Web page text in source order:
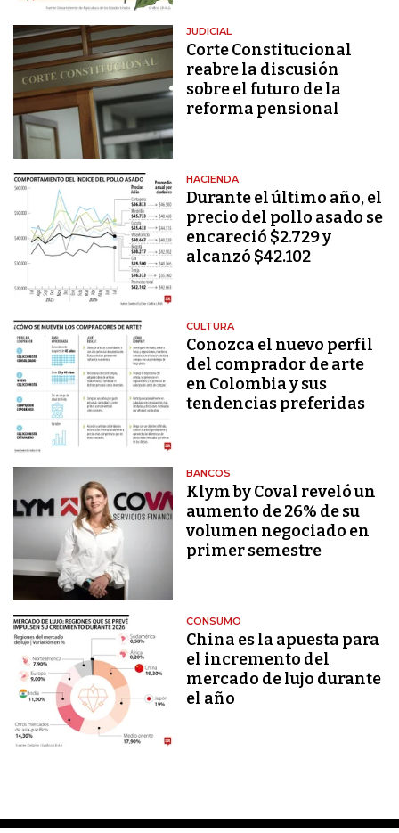
JUDICIAL
Corte Constitucional
reabre la discusión
sobre el futuro de la
reforma pensional
HACIENDA
Durante el último año, el
precio del pollo asado se
encareció $2.729 y
alcanzó $42.102
CULTURA
Conozca el nuevo perfil
del comprador de arte
en Colombia y sus
tendencias preferidas
BANCOS
Klym by Coval reveló un
aumento de 26% de su
volumen negociado en
primer semestre
CONSUMO
China es la apuesta para
el incremento del
mercado de lujo durante
el año